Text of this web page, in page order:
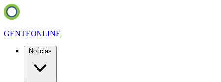
GENTEONLINE
Noticias